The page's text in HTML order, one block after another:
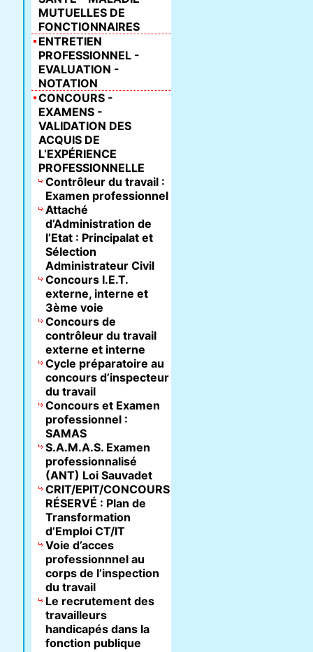
MUTUELLES DE
FONCTIONNAIRES
ENTRETIEN
PROFESSIONNEL -
EVALUATION -
NOTATION
CONCOURS -
EXAMENS -
VALIDATION DES
ACQUIS DE
L’EXPÉRIENCE
PROFESSIONNELLE
Contrôleur du travail :
Examen professionnel
Attaché
d’Administration de
l’Etat : Principalat et
Sélection
Administrateur Civil
Concours I.E.T.
externe, interne et
3ème voie
Concours de
contrôleur du travail
externe et interne
Cycle préparatoire au
concours d’inspecteur
du travail
Concours et Examen
professionnel :
SAMAS
S.A.M.A.S. Examen
professionnalisé
(ANT) Loi Sauvadet
CRIT/EPIT/CONCOURS
RÉSERVÉ : Plan de
Transformation
d’Emploi CT/IT
Voie d’acces
professionnnel au
corps de l’inspection
du travail
Le recrutement des
travailleurs
handicapés dans la
fonction publique